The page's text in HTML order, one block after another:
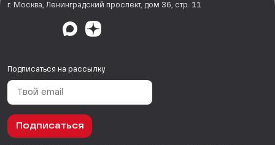
г. Москва, Ленинградский проспект, дом 36, стр. 11
Подписаться на рассылку
Подписаться